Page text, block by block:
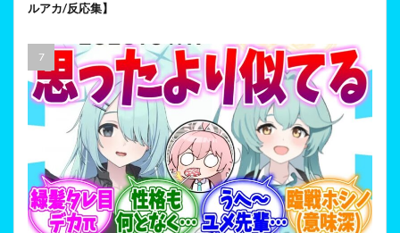
ルアカ/反応集】